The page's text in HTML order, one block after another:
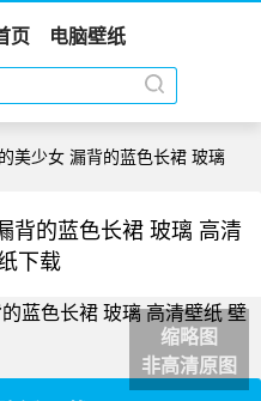
页 电脑壁纸
美少女 漏背的蓝色长裙 玻璃
背的蓝色长裙 玻璃 高清
下载
缩略图
非高清原图